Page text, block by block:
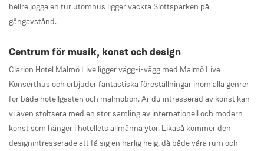
hellre jogga en tur utomhus ligger vackra Slottsparken på
gångavstånd.
Centrum för musik, konst och design
Clarion Hotel Malmö Live ligger vägg-i-vägg med Malmö Live
Konserthus och erbjuder fantastiska föreställningar inom alla genrer
för både hotellgästen och malmöbon. Är du intresserad av konst kan
vi även stoltsera med en stor samling av internationell och modern
konst som hänger i hotellets allmänna ytor. Likaså kommer den
designintresserade att få sig en härlig helg, då både våra rum och